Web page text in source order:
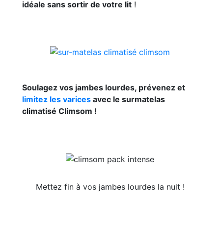
idéale sans sortir de votre lit !
Soulagez vos jambes lourdes, prévenez et
limitez les varices avec le surmatelas
climatisé Climsom !
Mettez fin à vos jambes lourdes la nuit !